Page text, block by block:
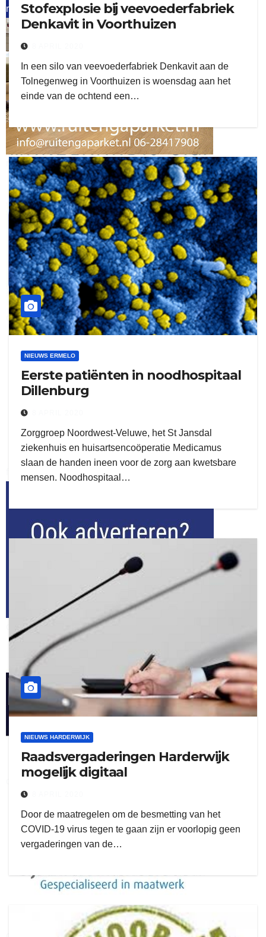
word vrijwilliger (1)
zielman
delangekortland
henkvandeberg
refreshed webdesign putten
ruitengaparket
download onzze App
ook adverteren
duo montage
Stofexplosie bij veevoederfabriek
Denkavit in Voorthuizen
In een silo van veevoederfabriek Denkavit aan de
Tolnegenweg in Voorthuizen is woensdag aan het
einde van de ochtend een…
NIEUWS ERMELO
Eerste patiënten in noodhospitaal
Dillenburg
Zorggroep Noordwest-Veluwe, het St Jansdal
ziekenhuis en huisartsencoöperatie Medicamus
slaan de handen ineen voor de zorg aan kwetsbare
mensen. Noodhospitaal…
NIEUWS HARDERWIJK
Raadsvergaderingen Harderwijk
mogelijk digitaal
Door de maatregelen om de besmetting van het
COVID-19 virus tegen te gaan zijn er voorlopig geen
vergaderingen van de…